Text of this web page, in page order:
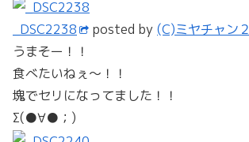
_DSC2238 posted by (C)ミヤチャン２
うまそー！！
食べたいねぇ～！！
塊でセリになってました！！
Σ(●∀●；)